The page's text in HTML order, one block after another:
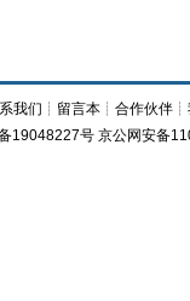
我们 ┊ 留言本 ┊合作伙伴 ┊
19048227号 京公网安备